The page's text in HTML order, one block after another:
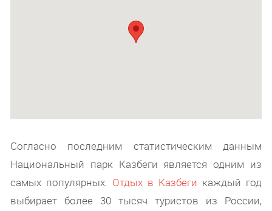
Согласно последним статистическим данным
Национальный парк Казбеги является одним из
самых популярных. Отдых в Казбеги каждый год
выбирает более 30 тысяч туристов из России,